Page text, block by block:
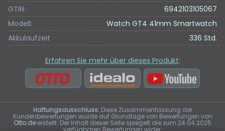
GTIN:
6942103105067
Modell:
Watch GT4 41mm Smartwatch
Akkulaufzeit
336 Std.
Erfahren Sie mehr über dieses Produkt:
Haftungsausschluss:Diese Zusammenfassung der
Kundenbewertungen wurde auf Grundlage von Bewertungen von
Otto.deerstellt. Der Inhalt dieser Seite spiegelt die zum 24.04.2025
verfügbaren Bewertungen wider.